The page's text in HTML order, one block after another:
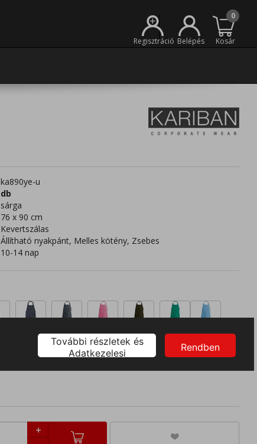
+
Regisztráció Belépés
0
Kosár
ka890ye-u
db
sárga
76 x 90 cm
Kevertszálas
Állítható nyakpánt, Melles kötény, Zsebes
10-14 nap